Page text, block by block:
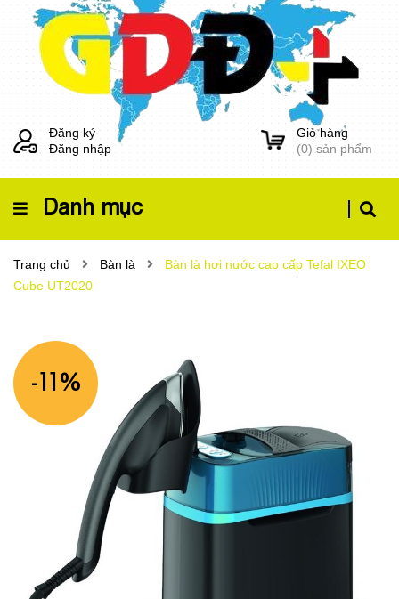
Đăng ký
Đăng nhập
Giỏ hàng
(0) sản phẩm
Danh mục
Trang chủ Bàn là
Bàn là hơi nước cao cấp Tefal IXEO
Cube UT2020
-11%